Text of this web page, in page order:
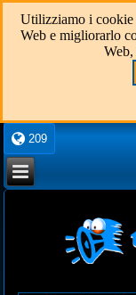
Utilizziamo i cookie
Web e migliorarlo
209